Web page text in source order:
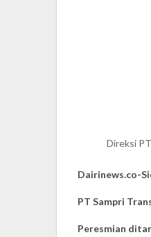
Direksi
Dairinews.co-
PT Sampri
Peresmian